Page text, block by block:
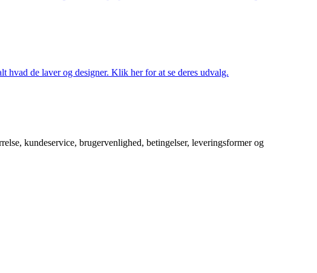
de laver og designer. Klik her for at se deres udvalg.
kundeservice, brugervenlighed, betingelser, leveringsformer og